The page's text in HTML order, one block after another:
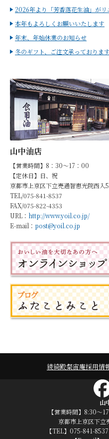
2026年より「芳香落花生油」がリ
本年もよろしくお願いいたします
年末、年始休業のお知らせ
冬のギフト、ご注文承っております
山中油店
【営業時間】8：30～17：00
【定休日】日、祝
京都市上京区下立売通智恵光院西入
TEL/075-841-8537
FAX/075-822-4353
URL： http://www.yoil.co.jp/
E-mail： post@yoil.co.jp
綾綺殿粲宙庵採用情
山
【営業時間】8:30～
京都市上京区下立
【TEL】075-841-